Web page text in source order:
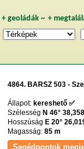
+ geoládák~ +
4864. BARSZ 503 -
Állapot: kereshető ✅
Szélesség N 46°
Hosszúság E 20°
Magasság:85 m